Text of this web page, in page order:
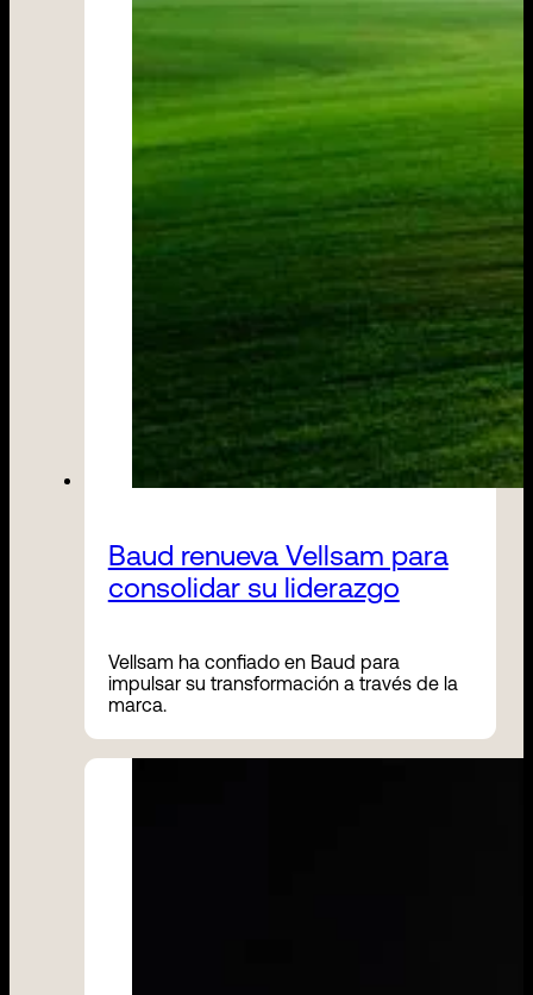
Baud renueva Vellsam para
consolidar su liderazgo
Vellsam ha confiado en Baud para
impulsar su transformación a través de la
marca.